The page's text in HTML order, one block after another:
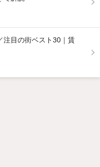
注目の街ベスト30｜賃